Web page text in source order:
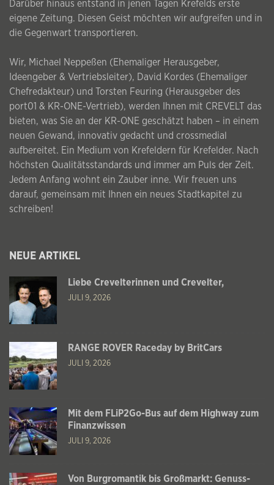
Darüber hinaus entstand in jenen Tagen Krefelds erste
eigene Zeitung. Diesen Geist möchten wir aufgreifen und in
die Gegenwart transportieren.
Wir, Michael Neppeßen (Ehemaliger Herausgeber,
Ideengeber & Vertriebsleiter), David Kordes (Ehemaliger
Chefredakteur) und Torsten Feuring (Herausgeber des
port01 & KR-ONE-Vertrieb), werden Ihnen mit CREVELT das
bieten, was Sie an der KR-ONE geschätzt haben – in einem
neuen Gewand, innovativ gedacht und crossmedial
aufbereitet. Ein Medium von Krefeldern für Krefelder. Nach
höchsten Qualitätsstandards und immer am Puls der Zeit.
Jedem Anfang wohnt ein Zauber inne. Wir freuen uns
darauf, gemeinsam mit Ihnen ein neues Stadtkapitel zu
schreiben!
NEUE ARTIKEL
Liebe Crevelterinnen und Crevelter,
JULI 9, 2026
RANGE ROVER Raceday by BritCars
JULI 9, 2026
Mit dem FLiP2Go-Bus auf dem Highway zum
Finanzwissen
JULI 9, 2026
Von Burgromantik bis Großmarkt: Genuss-